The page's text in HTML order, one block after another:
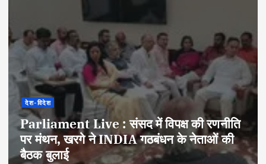
देश-विदेश
Parliament Live : संसद में विपक्ष की रणनीति
पर मंथन, खरगे ने INDIA गठबंधन के नेताओं की
बैठक बुलाई